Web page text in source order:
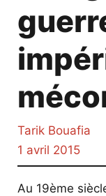
Tarik Bouafia
1 avril 2015
Au 19ème